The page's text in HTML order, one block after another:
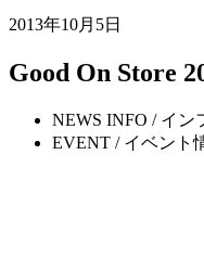
2013年10月5日
Good On Store
NEWS INFO / イン
EVENT / イベント